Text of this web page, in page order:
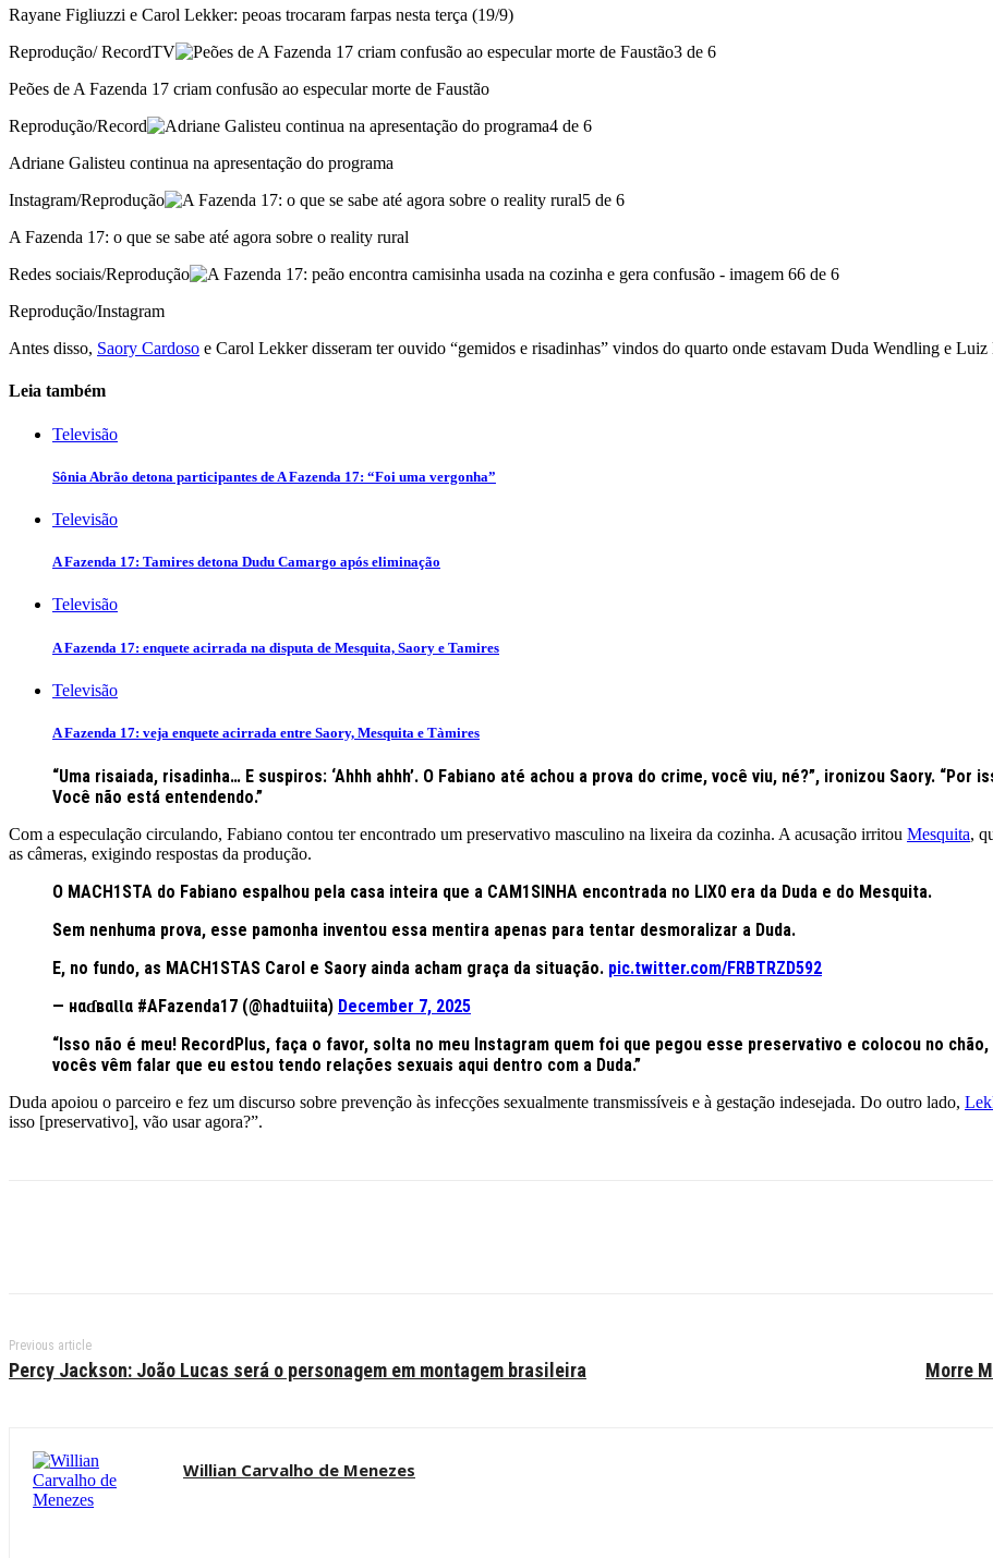
Rayane Figliuzzi e Carol Lekker: peoas trocaram farpas nesta terça (19/9)
Reprodução/ RecordTV
3 de 6
Peões de A Fazenda 17 criam confusão ao especular morte de Faustão
Reprodução/Record
4 de 6
Adriane Galisteu continua na apresentação do programa
Instagram/Reprodução
5 de 6
A Fazenda 17: o que se sabe até agora sobre o reality rural
Redes sociais/Reprodução
6 de 6
Reprodução/Instagram
Antes disso, Saory Cardoso e Carol Lekker disseram ter ouvido “gemidos e risadinhas” vindos do quarto onde estavam Duda Wendling e
Leia também
Televisão
Sônia Abrão detona participantes de A Fazenda 17: “Foi uma vergonha”
Televisão
A Fazenda 17: Tamires detona Dudu Camargo após eliminação
Televisão
A Fazenda 17: enquete acirrada na disputa de Mesquita, Saory e Tamires
Televisão
A Fazenda 17: veja enquete acirrada entre Saory, Mesquita e Tàmires
“Uma risaiada, risadinha… E suspiros: ‘Ahhh ahhh’. O Fabiano até achou a prova do crime, você viu, né?”, ironizou Saory.
Você não está entendendo.”
Com a especulação circulando, Fabiano contou ter encontrado um preservativo masculino na lixeira da cozinha. A acusação irritou Mesquita,
as câmeras, exigindo respostas da produção.
O MACH1STA do Fabiano espalhou pela casa inteira que a CAM1SINHA encontrada no LIX0 era da Duda e do Mesquita.
Sem nenhuma prova, esse pamonha inventou essa mentira apenas para tentar desmoralizar a Duda.
E, no fundo, as MACH1STAS Carol e Saory ainda acham graça da situação. pic.twitter.com/FRBTRZD592
— нαɗвαƖƖα #AFazenda17 (@hadtuiita) December 7, 2025
“Isso não é meu! RecordPlus, faça o favor, solta no meu Instagram quem foi que pegou esse preservativo e colocou no
vocês vêm falar que eu estou tendo relações sexuais aqui dentro com a Duda.”
Duda apoiou o parceiro e fez um discurso sobre prevenção às infecções sexualmente transmissíveis e à gestação indesejada. Do outro lado,
isso [preservativo], vão usar agora?”.
Previous article
Percy Jackson: João Lucas será o personagem em montagem brasileira Morre
Willian Carvalho de Menezes